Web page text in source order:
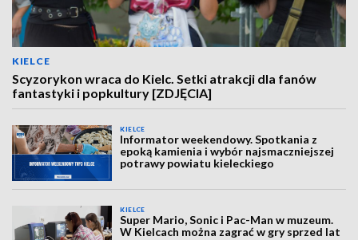
KIELCE
Scyzorykon wraca do Kielc. Setki atrakcji dla fanów
fantastyki i popkultury [ZDJĘCIA]
KIELCE
Informator weekendowy. Spotkania z
epoką kamienia i wybór najsmaczniejszej
potrawy powiatu kieleckiego
KIELCE
Super Mario, Sonic i Pac-Man w muzeum.
W Kielcach można zagrać w gry sprzed lat